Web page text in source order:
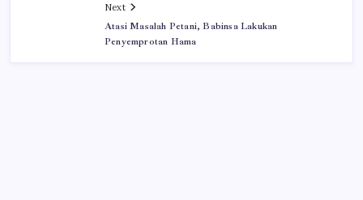
Next
Atasi Masalah Petani, Babinsa Lakukan
Penyemprotan Hama